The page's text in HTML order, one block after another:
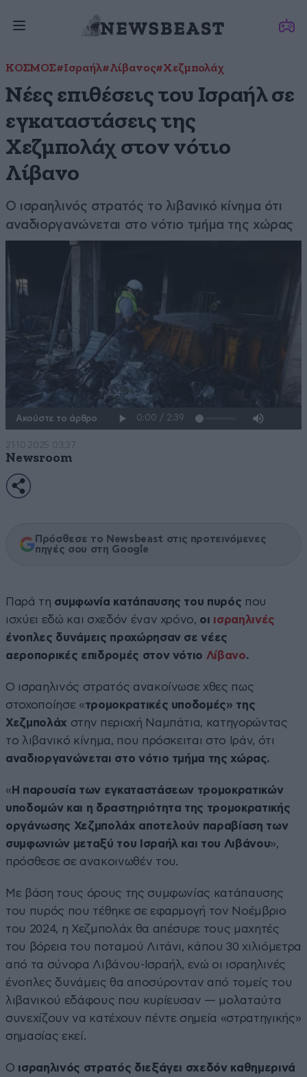
ΚΟΣΜΟΣ#Ισραήλ#Λίβανος#Χεζμπολάχ
Νέες επιθέσεις του Ισραήλ σε
εγκαταστάσεις της
Χεζμπολάχ στον νότιο
Λίβανο
Ο ισραηλινός στρατός το λιβανικό κίνημα ότι
αναδιοργανώνεται στο νότιο τμήμα της χώρας
Ακούστε το άρθρο
21·10·2025 03:37
Newsroom
Πρόσθεσε το Newsbeast στις προτεινόμενες
πηγές σου στη Google
Παρά τη συμφωνία κατάπαυσης του πυρός που
ισχύει εδώ και σχεδόν έναν χρόνο, οι ισραηλινές
ένοπλες δυνάμεις προχώρησαν σε νέες
αεροπορικές επιδρομές στον νότιο Λίβανο.
Ο ισραηλινός στρατός ανακοίνωσε χθες πως
στοχοποίησε «τρομοκρατικές υποδομές» της
Χεζμπολάχ στην περιοχή Ναμπάτια, κατηγορώντας
το λιβανικό κίνημα, που πρόσκειται στο Ιράν, ότι
αναδιοργανώνεται στο νότιο τμήμα της χώρας.
« Η παρουσία των εγκαταστάσεων τρομοκρατικών
υποδομών και η δραστηριότητα της τρομοκρατικής
οργάνωσης Χεζμπολάχ αποτελούν παραβίαση των
συμφωνιών μεταξύ του Ισραήλ και του Λιβάνου»,
πρόσθεσε σε ανακοινωθέν του.
Με βάση τους όρους της συμφωνίας κατάπαυσης
του πυρός που τέθηκε σε εφαρμογή τον Νοέμβριο
του 2024, η Χεζμπολάχ θα απέσυρε τους μαχητές
του βόρεια του ποταμού Λιτάνι, κάπου 30 χιλιόμετρα
από τα σύνορα Λιβάνου-Ισραήλ, ενώ οι ισραηλινές
ένοπλες δυνάμεις θα αποσύρονταν από τομείς του
λιβανικού εδάφους που κυρίευσαν — μολαταύτα
συνεχίζουν να κατέχουν πέντε σημεία «στρατηγικής»
σημασίας εκεί.
Ο ισραηλινός στρατός διεξάγει σχεδόν καθημερινά